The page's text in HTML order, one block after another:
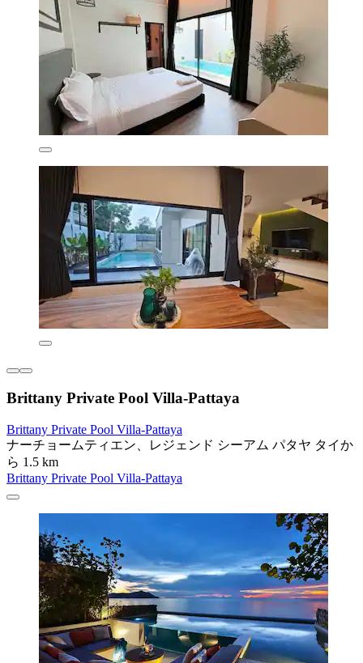
Brittany Private Pool Villa-Pattaya
Brittany Private Pool Villa-Pattaya
ナーチョームティエン、レジェンド シーアム パタヤ タイか
ら 1.5 km
Brittany Private Pool Villa-Pattaya